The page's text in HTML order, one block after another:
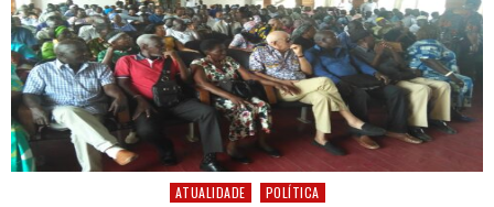
Posted in
ATUALIDADE POLÍTICA